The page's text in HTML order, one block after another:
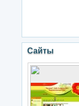
Сайты